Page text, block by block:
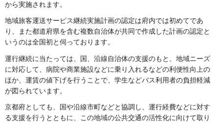
から実施されます。
地域旅客運送サービス継続実施計画の認定は府内では初めてであ
り、また都道府県を含む複数自治体が共同で作成した計画の認定と
いうのは全国初と伺っております。
運行継続に当たっては、国、沿線自治体の支援のもと、地域ニーズ
に対応して、病院や商業施設などに乗り入れるなどの利便性向上の
ほか、運賃の値下げを行うことで、学生などバス利用者の負担軽減
が図られています。
京都府としても、国や沿線市町などと協調し、運行経費などに対す
る支援を行うとともに、この地域の公共交通の活性化に向けて取り